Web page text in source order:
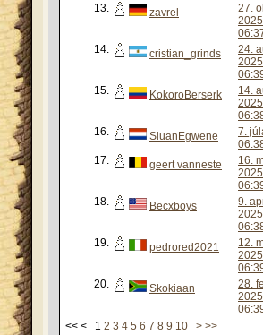
13.
zavrel
27.
14.
cristian_grinds
24.
15.
KokoroBerserk
14.
16.
SiuanEgwene
7.
17.
geert vanneste
16.
18.
Becxboys
9.
19.
pedrored2021
12.
20.
Skokiaan
28.
<< < 1 2 3 4 5 6 7 8 9 10 > >>